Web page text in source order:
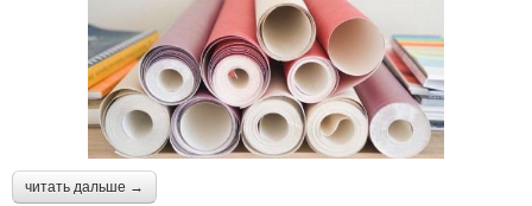
читать дальше →